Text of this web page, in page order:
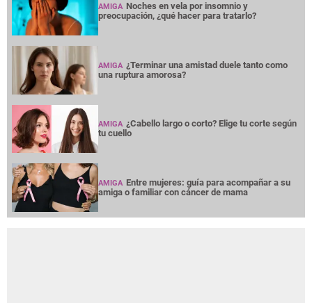
AMIGA Noches en vela por insomnio y
preocupación, ¿qué hacer para tratarlo?
AMIGA ¿Terminar una amistad duele tanto como
una ruptura amorosa?
AMIGA ¿Cabello largo o corto? Elige tu corte según
tu cuello
AMIGA Entre mujeres: guía para acompañar a su
amiga o familiar con cáncer de mama